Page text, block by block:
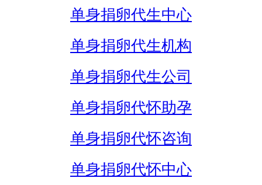
单身捐卵代生中心
单身捐卵代生机构
单身捐卵代生公司
单身捐卵代怀助孕
单身捐卵代怀咨询
单身捐卵代怀中心